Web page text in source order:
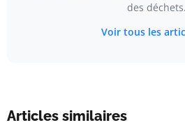
des déchets.
Voir tous les
Articles similaires